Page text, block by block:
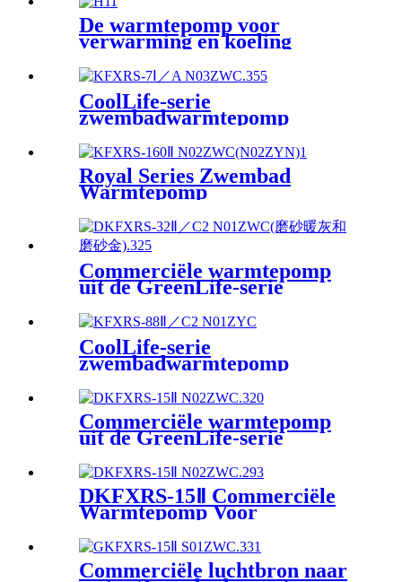
De warmtepomp voor
verwarming en koeling
CoolLife-serie
zwembadwarmtepomp
Royal Series Zwembad
Warmtepomp
Commerciële warmtepomp
uit de GreenLife-serie
CoolLife-serie
zwembadwarmtepomp
Commerciële warmtepomp
uit de GreenLife-serie
DKFXRS-15Ⅱ Commerciële
Warmtepomp Voor
Zwembaden Warmtepomp
Commerciële luchtbron naar